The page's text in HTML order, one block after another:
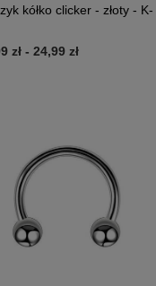
kółko clicker - złoty - K-
zł - 24,99 zł